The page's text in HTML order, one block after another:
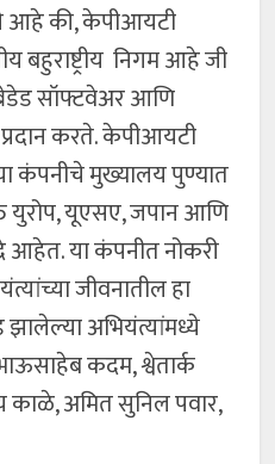
आहे की, केपीआयटी
बहुराष्ट्रीय निगम आहे जी
सॉफ्टवेअर आणि
प्रदान करते. केपीआयटी
कंपनीचे मुख्यालय पुण्यात
युरोप, यूएसए, जपान आणि
आहेत. या कंपनीत नोकरी
जीवनातील हा
अभियंत्यांमध्ये
कदम, श्वेतार्क
अमित सुनिल पवार,